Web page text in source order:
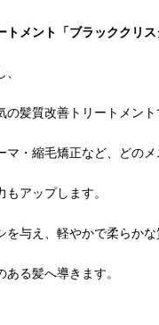
トメント「ブラッククリス
髪質改善トリートメント
・縮毛矯正など、どの
アップします。
与え、軽やかで柔らかな
る髪へ導きます。